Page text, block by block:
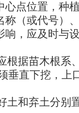
点位置，种
（或代号）
，应及时与
根据苗木根系
垂直下挖，上
土和弃土分别